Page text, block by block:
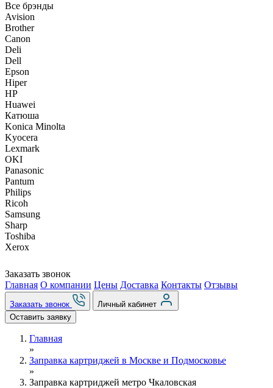
Все брэнды
Avision
Brother
Canon
Deli
Dell
Epson
Hiper
HP
Huawei
Катюша
Konica Minolta
Kyocera
Lexmark
OKI
Panasonic
Pantum
Philips
Ricoh
Samsung
Sharp
Toshiba
Xerox
Заказать звонок
Главная О компании Цены Доставка Контакты Отзывы
Заказать звонок
Личный кабинет
Оставить заявку
Главная
»
Заправка картриджей в Москве и Подмосковье
»
Заправка картриджей метро Чкаловская